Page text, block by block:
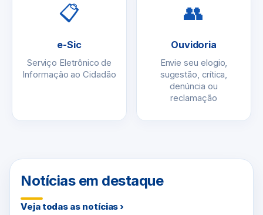
📋
e-Sic
Serviço Eletrônico de
Informação ao Cidadão
👥
Ouvidoria
Envie seu elogio,
sugestão, crítica,
denúncia ou
reclamação
Notícias em destaque
Veja todas as notícias ›